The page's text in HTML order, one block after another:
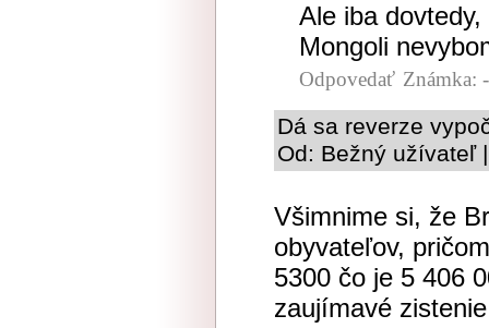
Ale iba
Mongoli
Odpovedať Známka:
Dá sa reverze
Od: Bežný užívateľ
Všimnime si, že
obyvateľov,
5300 čo je 5 406
zaujímavé